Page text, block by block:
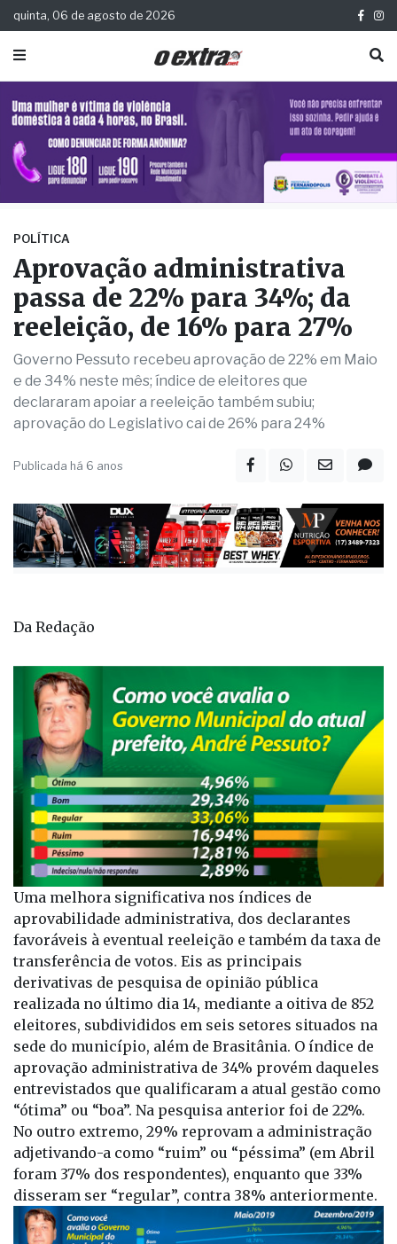
quinta, 06 de agosto de 2026
POLÍTICA
Aprovação administrativa
passa de 22% para 34%; da
reeleição, de 16% para 27%
Governo Pessuto recebeu aprovação de 22% em Maio
e de 34% neste mês; índice de eleitores que
declararam apoiar a reeleição também subiu;
aprovação do Legislativo cai de 26% para 24%
Publicada há 6 anos
Da Redação
Uma melhora significativa nos índices de
aprovabilidade administrativa, dos declarantes
favoráveis à eventual reeleição e também da taxa de
transferência de votos. Eis as principais
derivativas de pesquisa de opinião pública
realizada no último dia 14, mediante a oitiva de 852
eleitores, subdivididos em seis setores situados na
sede do município, além de Brasitânia. O índice de
aprovação administrativa de 34% provém daqueles
entrevistados que qualificaram a atual gestão como
“ótima” ou “boa”. Na pesquisa anterior foi de 22%.
No outro extremo, 29% reprovam a administração
adjetivando-a como “ruim” ou “péssima” (em Abril
foram 37% dos respondentes), enquanto que 33%
disseram ser “regular”, contra 38% anteriormente.